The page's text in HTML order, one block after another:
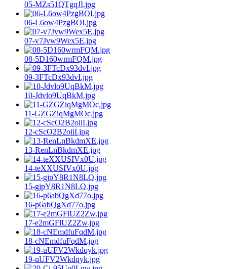
05-MZs51QTgqJI.jpg
06-L6ow4PzgBOI.jpg
07-v7Jvw9Wex5E.jpg
08-5D160wrmFQM.jpg
09-3FTcDx93dvI.jpg
10-Jdvlo9UqBkM.jpg
11-GZGZiqMgMOc.jpg
12-cScO2B2oiiI.jpg
13-RenLnBkdmXE.jpg
14-teXXUSIVx0U.jpg
15-gjpY8R1N8LQ.jpg
16-p6abQgXd77o.jpg
17-e2mGFlUZ2Zw.jpg
18-cNEmdfuFqdM.jpg
19-uUFV2Wkdqyk.jpg